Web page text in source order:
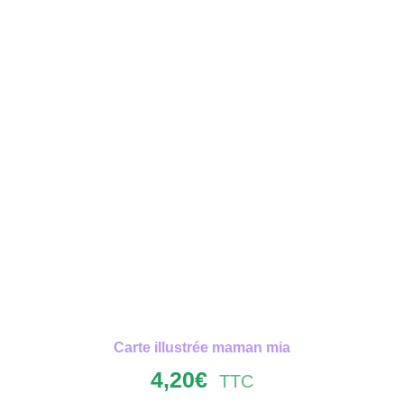
Carte illustrée maman mia
4,20€ TTC